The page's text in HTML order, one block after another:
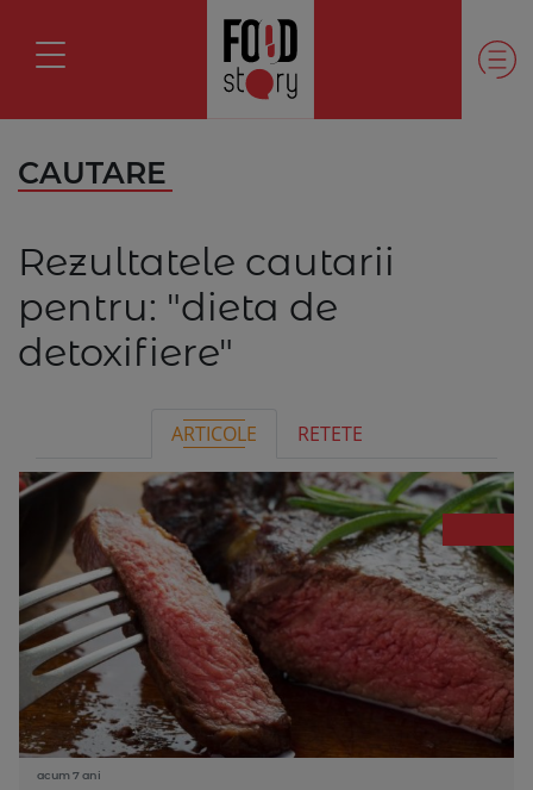
CAUTARE
Rezultatele cautarii
pentru: "dieta de
detoxifiere"
ARTICOLE RETETE
acum 7 ani